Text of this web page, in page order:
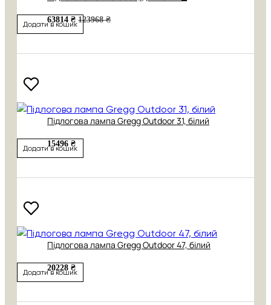
63814 ₴ 123968 ₴
Додати в кошик
Підлогова лампа Gregg Outdoor 31, білий
15496 ₴
Додати в кошик
Підлогова лампа Gregg Outdoor 47, білий
20228 ₴
Додати в кошик